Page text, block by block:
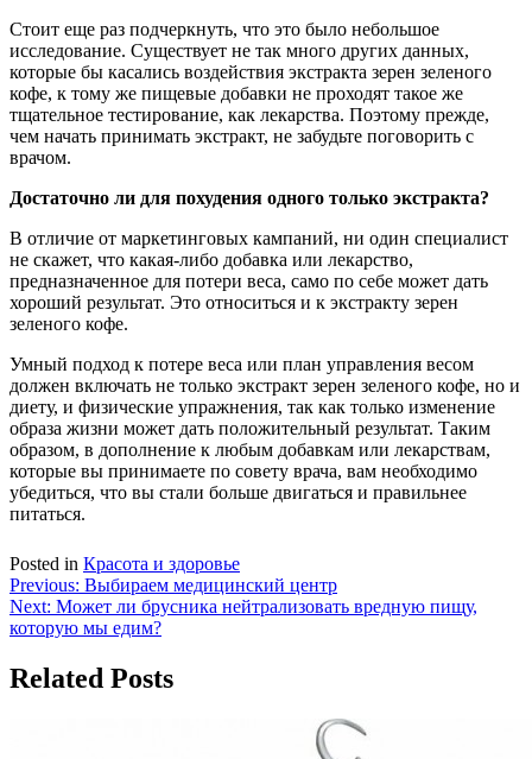
Стоит еще раз подчеркнуть, что это было небольшое
исследование. Существует не так много других данных,
которые бы касались воздействия экстракта зерен зеленого
кофе, к тому же пищевые добавки не проходят такое ​​же
тщательное тестирование, как лекарства. Поэтому прежде,
чем начать принимать экстракт, не забудьте поговорить с
врачом.
Достаточно ли для похудения одного только экстракта?
В отличие от маркетинговых кампаний, ни один специалист
не скажет, что какая-либо добавка или лекарство,
предназначенное для потери веса, само по себе может дать
хороший результат. Это относиться и к экстракту зерен
зеленого кофе.
Умный подход к потере веса или план управления весом
должен включать не только экстракт зерен зеленого кофе, но и
диету, и физические упражнения, так как только изменение
образа жизни может дать положительный результат. Таким
образом, в дополнение к любым добавкам или лекарствам,
которые вы принимаете по совету врача, вам необходимо
убедиться, что вы стали больше двигаться и правильнее
питаться.
Posted in Красота и здоровье
Навигация
по
Previous: Выбираем медицинский центр
Next: Может ли брусника нейтрализовать вредную пищу,
которую мы едим?
Related Posts